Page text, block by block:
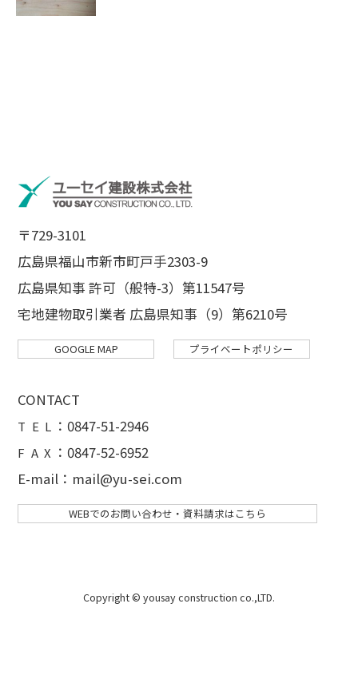
〒729-3101
広島県福山市新市町戸手2303-9
広島県知事 許可（般特-3）第11547号
宅地建物取引業者 広島県知事（9）第6210号
GOOGLE MAP プライベートポリシー
CONTACT
T E L ： 0847-51-2946
F A X ：0847-52-6952
E-mail：mail@yu-sei.com
WEBでのお問い合わせ・資料請求はこちら
Copyright © yousay construction co.,LTD.